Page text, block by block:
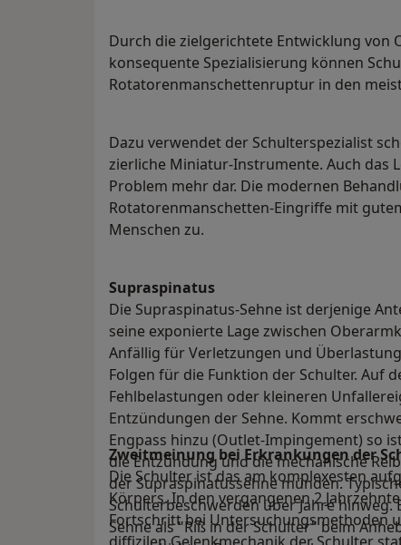
Durch die zielgerichtete Entwicklung von
konsequente Spezialisierung können
Rotatorenmanschettenruptur in den
Dazu verwendet der Schulterspezialist
zierliche Miniatur-Instrumente. Auch das
Problem mehr dar. Die modernen
Rotatorenmanschetten-Eingriffe mit
Menschen zu.
Supraspinatus
Die Supraspinatus-Sehne ist derjenige
seine exponierte Lage zwischen
Anfällig für Verletzungen und
Folgen für die Funktion der Schulter. Auf
Fehlbelastungen oder kleineren
Entzündungen der Sehne. Kommt
Engpass hinzu (Outlet-Impingement) so
die Entzündung und die mechanische
der Supraspinatussehne münden.
Schulterbeschwerden über Jahre
Sehne als "Riß in der Schulter" beim
Zweitmeinung bei Erkrankungen der
Die Schulter ist das am komplexesten
Körpers. In den vergangenen 2
Fortschritt bei Untersuchungsmethoden